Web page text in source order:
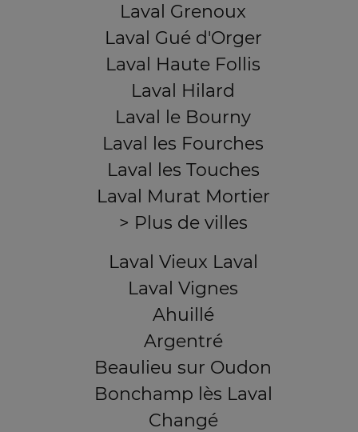
Laval Grenoux
Laval Gué d'Orger
Laval Haute Follis
Laval Hilard
Laval le Bourny
Laval les Fourches
Laval les Touches
Laval Murat Mortier
> Plus de villes
Laval Vieux Laval
Laval Vignes
Ahuillé
Argentré
Beaulieu sur Oudon
Bonchamp lès Laval
Changé